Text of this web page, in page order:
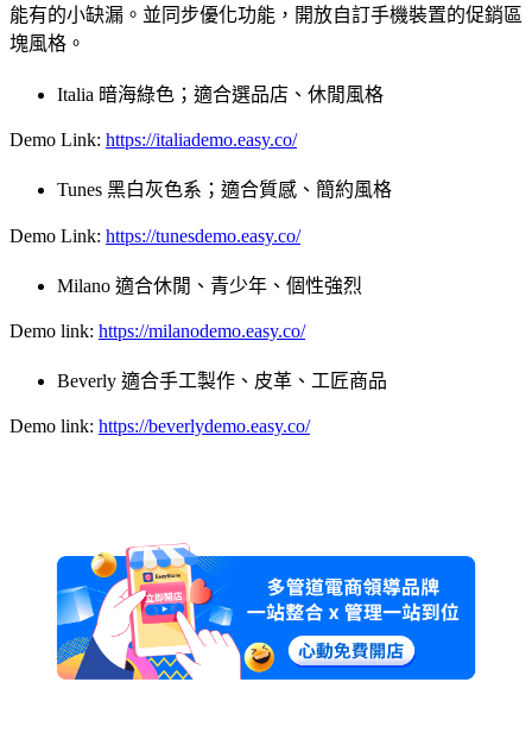
能有的小缺漏。並同步優化功能，開放自訂手機裝置的促銷區
塊風格。
Italia 暗海綠色；適合選品店、休閒風格
Demo Link: https://italiademo.easy.co/
Tunes 黑白灰色系；適合質感、簡約風格
Demo Link: https://tunesdemo.easy.co/
Milano 適合休閒、青少年、個性強烈
Demo link: https://milanodemo.easy.co/
Beverly 適合手工製作、皮革、工匠商品
Demo link: https://beverlydemo.easy.co/